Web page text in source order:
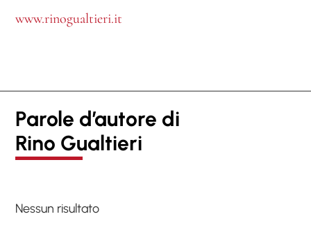
www.rinogualtieri.it
Parole d’autore di
Rino Gualtieri
Nessun risultato